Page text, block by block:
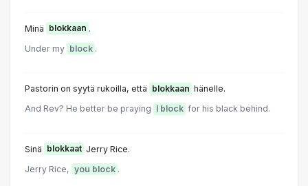
Minä blokkaan .
Under my block .
Pastorin on syytä rukoilla, että blokkaan hänelle.
And Rev? He better be praying I block for his black behind.
Sinä blokkaat Jerry Rice.
Jerry Rice, you block .